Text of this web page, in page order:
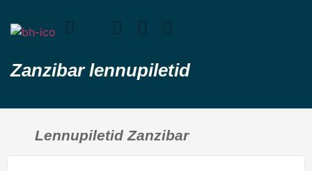
Zanzibar lennupiletid
Lennupiletid Zanzibar